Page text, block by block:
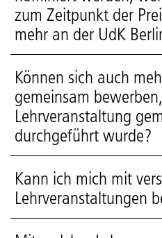
zum Zeitpunkt der
mehr an der UdK
Können sich auch
gemeinsam
Lehrveranstaltung
durchgeführt wurde?
Kann ich mich mit
Lehrveranstaltungen